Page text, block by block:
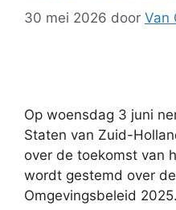
30 mei 2026 door Van
Op woensdag 3 juni
Staten van Zuid-
over de toekomst van
wordt gestemd over
Omgevingsbeleid